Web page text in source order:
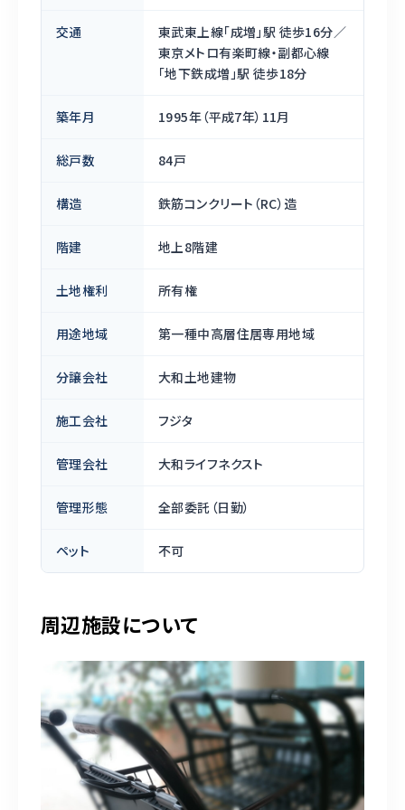
交通
東武東上線「成増」駅 徒歩16分／
東京メトロ有楽町線・副都心線
「地下鉄成増」駅 徒歩18分
築年月 1995年（平成7年）11月
総戸数 84戸
構造 鉄筋コンクリート（RC）造
階建 地上8階建
土地権利 所有権
用途地域 第一種中高層住居専用地域
分譲会社 大和土地建物
施工会社 フジタ
管理会社 大和ライフネクスト
管理形態 全部委託（日勤）
ペット 不可
周辺施設について